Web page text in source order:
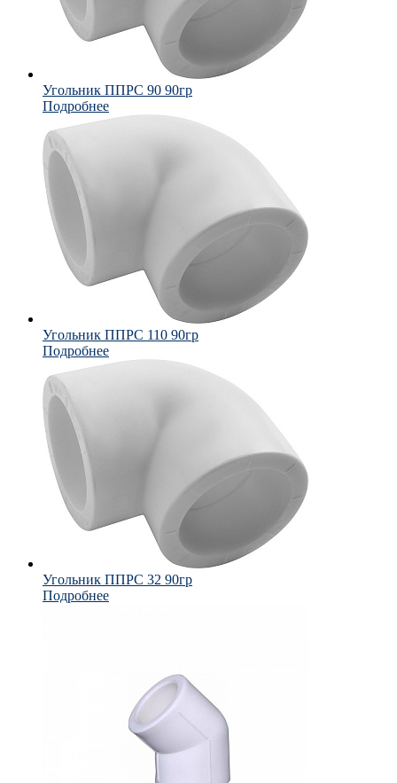
Угольник ППРС 90 90гр
Подробнее
Угольник ППРС 110 90гр
Подробнее
Угольник ППРС 32 90гр
Подробнее